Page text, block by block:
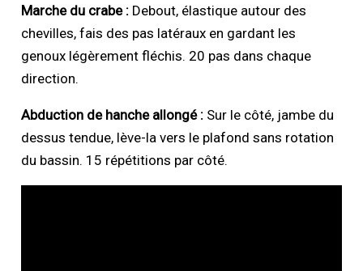
Marche du crabe : Debout, élastique autour des
chevilles, fais des pas latéraux en gardant les
genoux légèrement fléchis. 20 pas dans chaque
direction.
Abduction de hanche allongé : Sur le côté, jambe du
dessus tendue, lève-la vers le plafond sans rotation
du bassin. 15 répétitions par côté.